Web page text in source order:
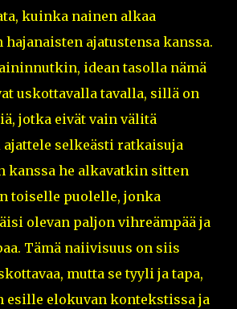
kuinka nainen alkaa
ajatustensa kanssa.
idean tasolla nämä
uskottavalla tavalla, sillä on
jotka eivät vain välitä
selkeästi ratkaisuja
kanssa he alkavatkin sitten
toiselle puolelle, jonka
olevan paljon vihreämpää ja
Tämä naiivisuus on siis
mutta se tyyli ja tapa,
esille elokuvan kontekstissa ja